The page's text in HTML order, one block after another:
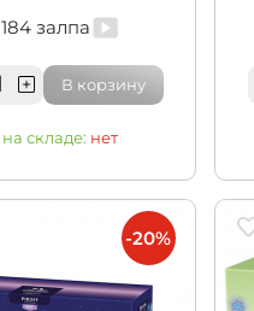
184 залпа
В корзину
на складе: нет
-20%